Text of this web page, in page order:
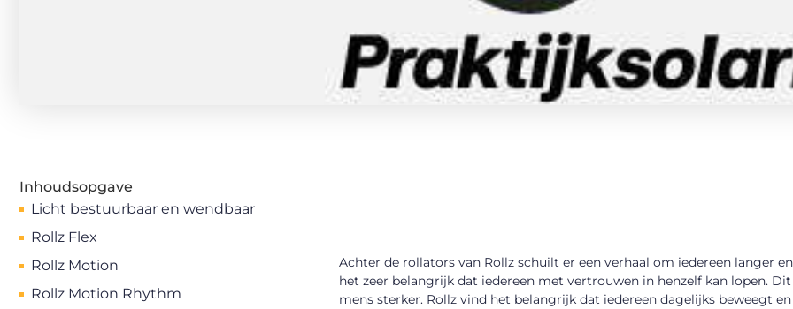
Inhoudsopgave
Licht bestuurbaar en wendbaar
Rollz Flex
Rollz Motion
Rollz Motion Rhythm
Achter de rollators van Rollz schuilt er een verhaal om iedereen langer
het zeer belangrijk dat iedereen met vertrouwen in henzelf kan lopen.
mens sterker. Rollz vind het belangrijk dat iedereen dagelijks beweegt